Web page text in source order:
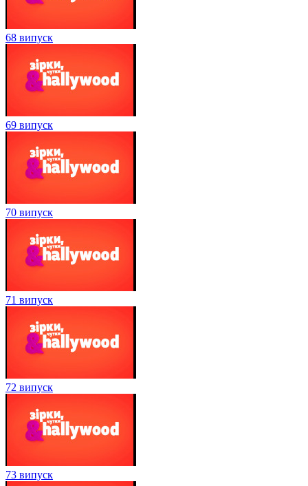
68 випуск
69 випуск
70 випуск
71 випуск
72 випуск
73 випуск